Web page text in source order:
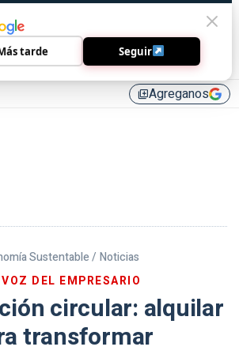
library_addAgreganos
Sustentable / Noticias
DEL EMPRESARIO
circular: alquilar
transformar
tarde Seguir